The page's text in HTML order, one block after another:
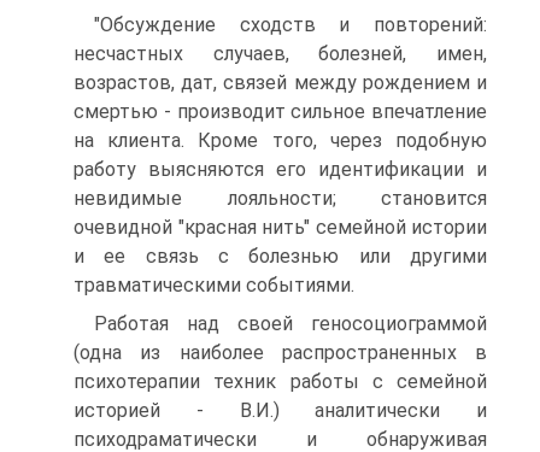
"Обсуждение сходств и повторений:
несчастных случаев, болезней, имен,
возрастов, дат, связей между рождением и
смертью - производит сильное впечатление
на клиента. Кроме того, через подобную
работу выясняются его идентификации и
невидимые лояльности; становится
очевидной "красная нить" семейной истории
и ее связь с болезнью или другими
травматическими событиями.
Работая над своей геносоциограммой
(одна из наиболее распространенных в
психотерапии техник работы с семейной
историей - В.И.) аналитически и
психодраматически и обнаруживая